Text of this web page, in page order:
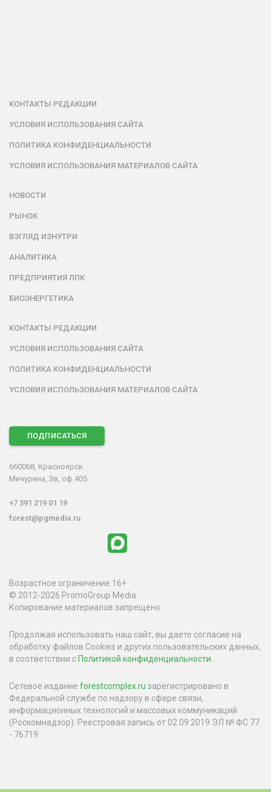
КОНТАКТЫ РЕДАКЦИИ
УСЛОВИЯ ИСПОЛЬЗОВАНИЯ САЙТА
ПОЛИТИКА КОНФИДЕНЦИАЛЬНОСТИ
УСЛОВИЯ ИСПОЛЬЗОВАНИЯ МАТЕРИАЛОВ САЙТА
НОВОСТИ
РЫНОК
ВЗГЛЯД ИЗНУТРИ
АНАЛИТИКА
ПРЕДПРИЯТИЯ ЛПК
БИОЭНЕРГЕТИКА
КОНТАКТЫ РЕДАКЦИИ
УСЛОВИЯ ИСПОЛЬЗОВАНИЯ САЙТА
ПОЛИТИКА КОНФИДЕНЦИАЛЬНОСТИ
УСЛОВИЯ ИСПОЛЬЗОВАНИЯ МАТЕРИАЛОВ САЙТА
ПОДПИСАТЬСЯ
660068, Красноярск
Мичурина, 3в, оф.405
+7 391 219 01 19
forest@pgmedia.ru
Возрастное ограничение 16+
© 2012-2026 PromoGroup Media
Копирование материалов запрещено.
Продолжая использовать наш сайт, вы даете согласие на
обработку файлов Cookies и других пользовательских данных,
в соответствии с Политикой конфиденциальности
Сетевое издание forestcomplex.ru зарегистрировано в
Федеральной службе по надзору в сфере связи,
информационных технологий и массовых коммуникаций
(Роскомнадзор). Реестровая запись от 02.09.2019 ЭЛ № ФС 77
- 76719.